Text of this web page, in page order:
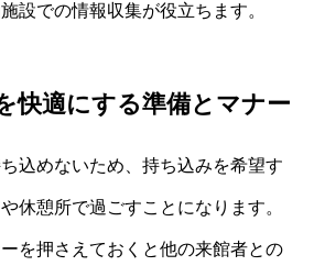
設での情報収集が役立ちます。
快適にする準備とマナー
込めないため、持ち込みを希望す
休憩所で過ごすことになります。
を押さえておくと他の来館者との